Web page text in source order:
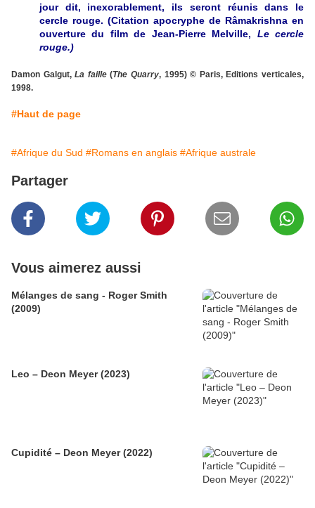
jour dit, inexorablement, ils seront réunis dans le
cercle rouge. (Citation apocryphe de Râmakrishna en
ouverture du film de Jean-Pierre Melville, Le cercle
rouge.)
Damon Galgut,La faille(The Quarry, 1995)© Paris, Editions verticales,
1998.
#Haut de page
#Afrique du Sud #Romans en anglais #Afrique australe
Partager
Vous aimerez aussi
Mélanges de sang - Roger Smith
(2009)
Leo – Deon Meyer (2023)
Cupidité – Deon Meyer (2022)